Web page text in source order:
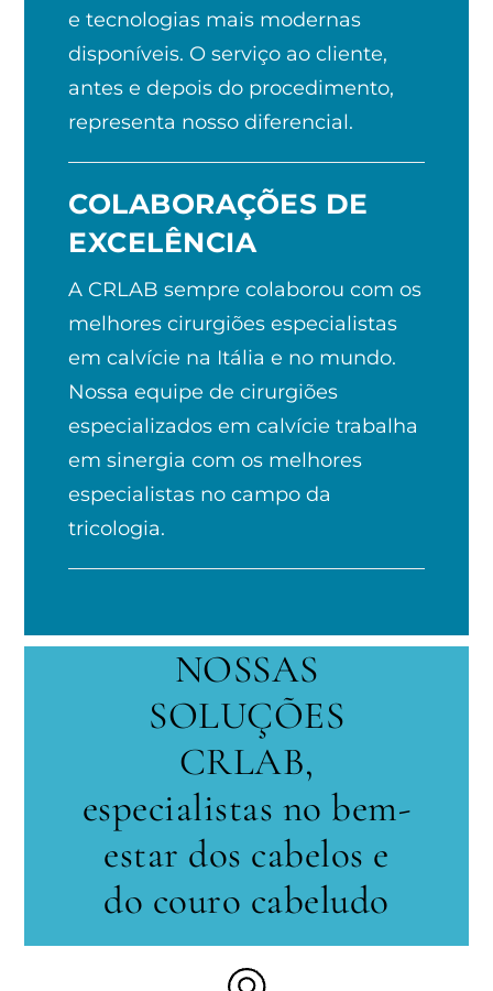
e tecnologias mais modernas
disponíveis. O serviço ao cliente,
antes e depois do procedimento,
representa nosso diferencial.
COLABORAÇÕES DE
EXCELÊNCIA
A CRLAB sempre colaborou com os
melhores cirurgiões especialistas
em calvície na Itália e no mundo.
Nossa equipe de cirurgiões
especializados em calvície trabalha
em sinergia com os melhores
especialistas no campo da
tricologia.
NOSSAS
SOLUÇÕES
CRLAB,
especialistas no bem-
estar dos cabelos e
do couro cabeludo